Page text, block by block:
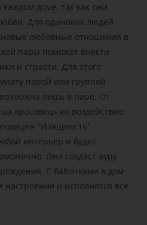
доме, так как они
Для одиноких людей
новые любовные отношения в
пары поможет внести
и страсти. Для этого
парой или группой
лишь в паре. От
красавиц» их воздействие
"Изящность"
интерьер и будет
Она создаст ауру
С бабочками в дом
настроение и исполнятся все